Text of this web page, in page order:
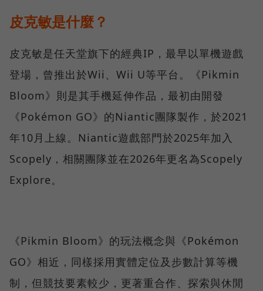
皮克敏是什麼？
皮克敏是任天堂旗下的經典IP，最早以單機遊戲
登場，曾推出於Wii、Wii U等平台。《Pikmin
Bloom》則是其手機延伸作品，最初由開發
《Pokémon GO》的Niantic團隊製作，於2021
年10月上線。Niantic遊戲部門於2025年加入
Scopely，相關團隊並在2026年更名為Scopely
Explore。
《Pikmin Bloom》的玩法概念與《Pokémon
GO》相近，同樣採用實體定位及步數計算等機
制，但競技要素較少，更著重合作、探索與休閒